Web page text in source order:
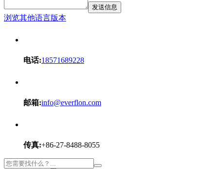
发送信息
浏览其他语言版本
电话:18571689228
邮箱:info@everflon.com
传真:+86-27-8488-8055